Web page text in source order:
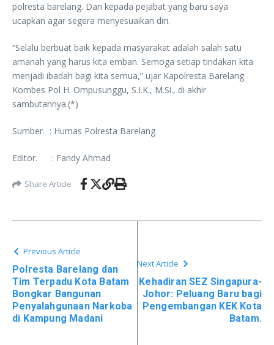
polresta barelang. Dan kepada pejabat yang baru saya
ucapkan agar segera menyesuaikan diri.
“Selalu berbuat baik kepada masyarakat adalah salah satu
amanah yang harus kita emban. Semoga setiap tindakan kita
menjadi ibadah bagi kita semua,” ujar Kapolresta Barelang
Kombes Pol H. Ompusunggu, S.I.K., M.Si., di akhir
sambutannya.(*)
Sumber. : Humas Polresta Barelang
Editor. : Fandy Ahmad
Share Article
Previous Article
Polresta Barelang dan
Tim Terpadu Kota Batam
Bongkar Bangunan
Penyalahgunaan Narkoba
di Kampung Madani
Next Article
Kehadiran SEZ Singapura-
Johor: Peluang Baru bagi
Pengembangan KEK Kota
Batam.